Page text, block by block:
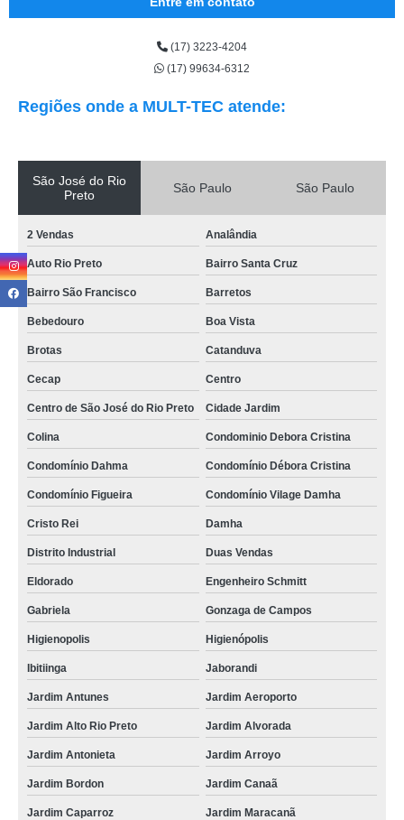
(17) 3223-4204
(17) 99634-6312
Regiões onde a MULT-TEC atende:
São José do Rio
Preto
São Paulo São Paulo
2 Vendas Analândia
Auto Rio Preto Bairro Santa Cruz
Bairro São Francisco Barretos
Bebedouro Boa Vista
Brotas Catanduva
Cecap Centro
Centro de São José do Rio Preto Cidade Jardim
Colina Condominio Debora Cristina
Condomínio Dahma Condomínio Débora Cristina
Condomínio Figueira Condomínio Vilage Damha
Cristo Rei Damha
Distrito Industrial Duas Vendas
Eldorado Engenheiro Schmitt
Gabriela Gonzaga de Campos
Higienopolis Higienópolis
Ibitiinga Jaborandi
Jardim Antunes Jardim Aeroporto
Jardim Alto Rio Preto Jardim Alvorada
Jardim Antonieta Jardim Arroyo
Jardim Bordon Jardim Canaã
Jardim Caparroz Jardim Maracanã